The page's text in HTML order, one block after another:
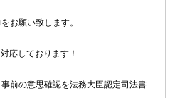
お願い致します。
応しております！
前の意思確認を法務大臣認定司法書